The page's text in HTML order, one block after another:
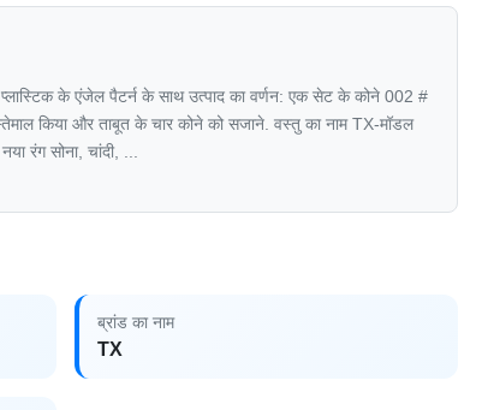
के एंजेल पैटर्न के साथ उत्पाद का वर्णन: एक सेट के कोने 002 #
किया और ताबूत के चार कोने को सजाने. वस्तु का नाम TX-मॉडल
रंग सोना, चांदी, ...
ब्रांड का नाम
TX